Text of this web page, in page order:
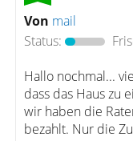
Von mail
Status:
Hallo nochmal...
dass das Haus zu
wir haben die
bezahlt. Nur die